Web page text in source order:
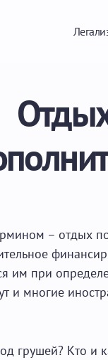
– отдых
им при
и многие
грушей? Кто и